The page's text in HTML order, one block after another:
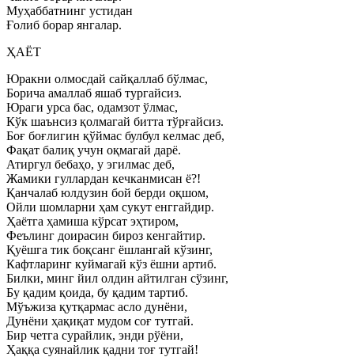
Муҳаббатнинг устидан
Ғолиб борар янгалар.
ҲАЁТ
Юракни олмосдай сайқаллаб бўлмас,
Борича амаллаб яшаб тургайсиз.
Юраги урса бас, одамзот ўлмас,
Кўк шаънсиз қолмагай битта тўрғайсиз.
Боғ боғлигин қўймас булбул келмас деб,
Фақат балиқ учун оқмагай дарё.
Атиргул бебаҳо, у эгилмас деб,
Жамики гуллардан кечканмисан ё?!
Қанчалаб юлдузин бой берди оқшом,
Ойли шомларни ҳам сукут енггайдир.
Ҳаётга ҳамиша кўрсат эҳтиром,
Феълинг доирасин бироз кенгайтир.
Қуёшга тик боқсанг ёшлангай кўзинг,
Кафтларинг куймагай кўз ёшни артиб.
Билки, минг йил олдин айтилган сўзинг,
Бу қадим қоида, бу қадим тартиб.
Мўъжиза қутқармас асло дунёни,
Дунёни ҳақиқат мудом соғ тутгай.
Бир четга сурайлик, энди рўёни,
Ҳаққа суянайлик қадни тоғ тутгай!